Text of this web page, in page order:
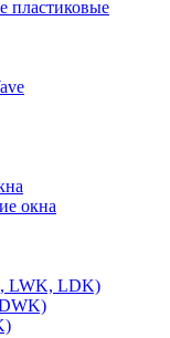
пластиковые
окна
LWK, LDK)